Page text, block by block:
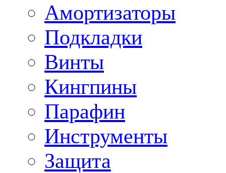
Амортизаторы
Подкладки
Винты
Кингпины
Парафин
Инструменты
Защита